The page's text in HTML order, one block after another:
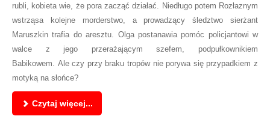
rubli, kobieta wie, że pora zacząć działać. Niedługo potem Rozłaznym
wstrząsa kolejne morderstwo, a prowadzący śledztwo sierżant
Maruszkin trafia do aresztu. Olga postanawia pomóc policjantowi w
walce z jego przerażającym szefem, podpułkownikiem
Babikowem. Ale czy przy braku tropów nie porywa się przypadkiem z
motyką na słońce?
Czytaj więcej...